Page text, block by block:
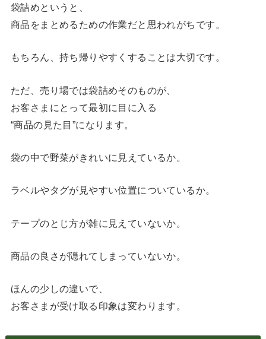
袋詰めというと、
商品をまとめるための作業だと思われがちです。
もちろん、持ち帰りやすくすることは大切です。
ただ、売り場では袋詰めそのものが、
お客さまにとって最初に目に入る
“商品の見た目”になります。
袋の中で野菜がきれいに見えているか。
ラベルやタグが見やすい位置についているか。
テープのとじ方が雑に見えていないか。
商品の良さが隠れてしまっていないか。
ほんの少しの違いで、
お客さまが受け取る印象は変わります。